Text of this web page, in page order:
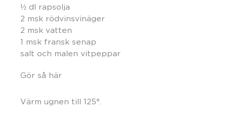
½ dl rapsolja
2 msk rödvinsvinäger
2 msk vatten
1 msk fransk senap
salt och malen vitpeppar
Gör så här
Värm ugnen till 125°.